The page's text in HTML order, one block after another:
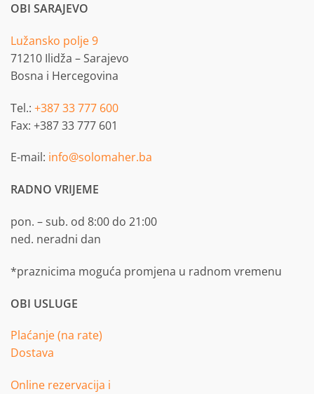
OBI SARAJEVO
Lužansko polje 9
71210 Ilidža – Sarajevo
Bosna i Hercegovina
Tel.: +387 33 777 600
Fax: +387 33 777 601
E-mail: info@solomaher.ba
RADNO VRIJEME
pon. – sub. od 8:00 do 21:00
ned. neradni dan
*praznicima moguća promjena u radnom vremenu
OBI USLUGE
Plaćanje (na rate)
Dostava
Online rezervacija i